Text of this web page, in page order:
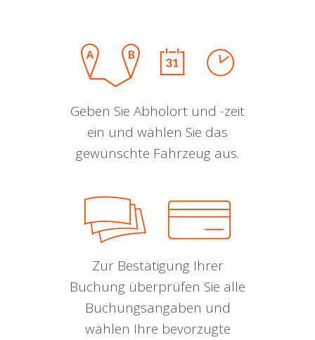
Geben Sie Abholort und -zeit
ein und wählen Sie das
gewünschte Fahrzeug aus.
Zur Bestätigung Ihrer
Buchung überprüfen Sie alle
Buchungsangaben und
wählen Ihre bevorzugte